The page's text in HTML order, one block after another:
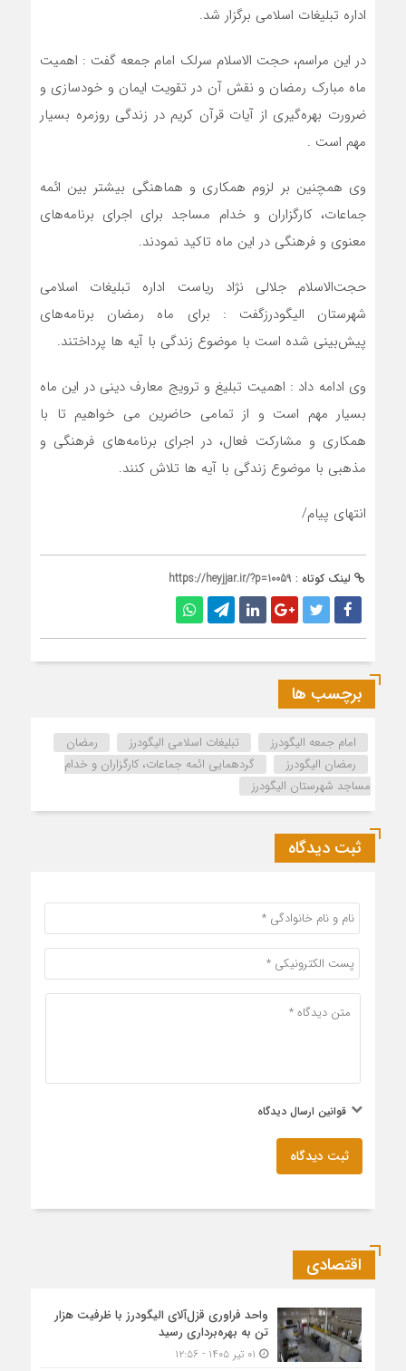
اداره تبلیغات اسلامی برگزار شد.
در این مراسم، حجت الاسلام سرلک امام جمعه گفت : اهمیت
ماه مبارک رمضان و نقش آن در تقویت ایمان و خودسازی و
ضرورت بهره‌گیری از آیات قرآن کریم در زندگی روزمره بسیار
مهم است .
وی همچنین بر لزوم همکاری و هماهنگی بیشتر بین ائمه
جماعات، کارگزاران و خدام مساجد برای اجرای برنامه‌های
معنوی و فرهنگی در این ماه تاکید نمودند.
حجت‌الاسلام جلالی نژاد ریاست اداره تبلیغات اسلامی
شهرستان الیگودرزگفت : برای ماه رمضان برنامه‌های
پیش‌بینی شده است با موضوع زندگی با آیه ها پرداختند.
وی ادامه داد : اهمیت تبلیغ و ترویج معارف دینی در این ماه
بسیار مهم است و از تمامی حاضرین می خواهیم تا با
همکاری و مشارکت فعال، در اجرای برنامه‌های فرهنگی و
مذهبی با موضوع زندگی با آیه ها تلاش کنند.
انتهای پیام/
لینک کوتاه : https://heyjjar.ir/?p=10059
برچسب ها
امام جمعه الیگودرز تبلیغات اسلامی الیگودرز
رمضان
رمضان الیگودرز
گردهمایی ائمه جماعات، کارگزاران و خدام
مساجد شهرستان الیگودرز
ثبت دیدگاه
قوانین ارسال دیدگاه
ثبت دیدگاه
اقتصادی
واحد فراوری قزل‌آلای الیگودرز با ظرفیت هزار
تن به بهره‌برداری رسید